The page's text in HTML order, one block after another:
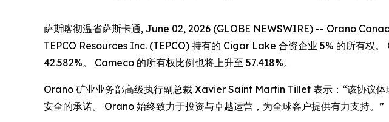
萨斯喀彻温省萨斯卡通, June 02, 2026 (GLOBE NEWSWIRE) -- Orano
TEPCO Resources Inc. (TEPCO) 持有的 Cigar Lake 合资企业 5% 的所有权
42.582%。 Cameco 的所有权比例也将上升至 57.418%。
Orano 矿业业务部高级执行副总裁 Xavier Saint Martin Tillet 表示：“该协议
安全的承诺。 Orano 始终致力于投资与卓越运营，为全球客户提供有力支持。”